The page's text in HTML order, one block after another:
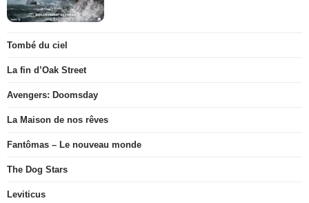
Tombé du ciel
La fin d’Oak Street
Avengers: Doomsday
La Maison de nos rêves
Fantômas – Le nouveau monde
The Dog Stars
Leviticus